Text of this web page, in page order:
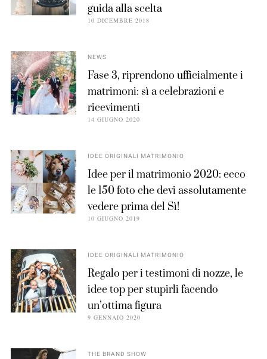
guida alla scelta
10 DICEMBRE 2018
NEWS
Fase 3, riprendono ufficialmente i
matrimoni: sì a celebrazioni e
ricevimenti
14 GIUGNO 2020
IDEE ORIGINALI MATRIMONIO
Idee per il matrimonio 2020: ecco
le 150 foto che devi assolutamente
vedere prima del Sì!
10 GIUGNO 2019
IDEE ORIGINALI MATRIMONIO
Regalo per i testimoni di nozze, le
idee top per stupirli facendo
un’ottima figura
9 GENNAIO 2020
THE BRAND SHOW